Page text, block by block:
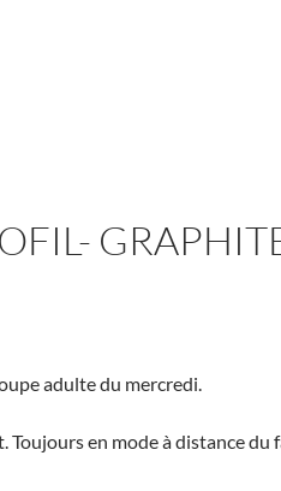
adulte du mercredi.
Toujours en mode à distance du